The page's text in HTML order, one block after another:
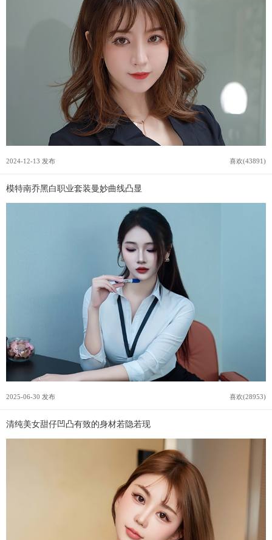
2024-12-13 发布 喜欢(43891)
模特南乔黑白职业套装曼妙曲线凸显
2025-06-30 发布 喜欢(28953)
清纯美女甜仔凹凸有致的身材若隐若现